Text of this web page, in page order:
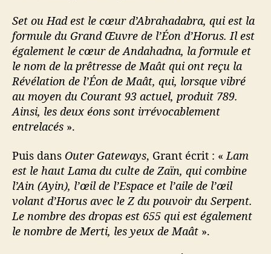
Set ou Had est le cœur d’Abrahadabra, qui est la
formule du Grand Œuvre de l’Éon d’Horus. Il est
également le cœur de Andahadna, la formule et
le nom de la prêtresse de Maât qui ont reçu la
Révélation de l’Éon de Maât, qui, lorsque vibré
au moyen du Courant 93 actuel, produit 789.
Ainsi, les deux éons sont irrévocablement
entrelacés ».
Puis dans Outer Gateways, Grant écrit : « Lam
est le haut Lama du culte de Zaïn, qui combine
l’Ain (Ayin), l’œil de l’Espace et l’aile de l’œil
volant d’Horus avec le Z du pouvoir du Serpent.
Le nombre des dropas est 655 qui est également
le nombre de Merti, les yeux de Maât ».